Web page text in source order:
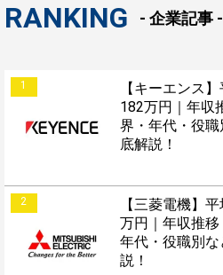
RANKING - 企業記事 -
1
【キーエンス
182万円｜年収
界・年代・役職
底解説！
2
【三菱電機】
万円｜年収推移
年代・役職別
説！